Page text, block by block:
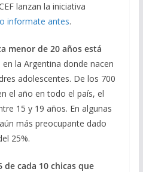
lanzan la iniciativa
informate antes.
menor de 20 años está
en la Argentina donde nacen
adolescentes. De los 700
el año en todo el país, el
15 y 19 años. En algunas
más preocupante dado
25%.
de cada 10 chicas que